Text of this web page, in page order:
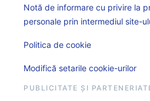
Notă de informare cu privire la
personale prin intermediul site-
Politica de cookie
Modifică setarile cookie-urilor
PUBLICITATE ȘI